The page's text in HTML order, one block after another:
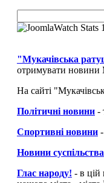
"Мукачівська
отримувати новини
На сайті
Політичні новини-
Спортивні новини-
Новини суспільства
Глас народу! - в цій